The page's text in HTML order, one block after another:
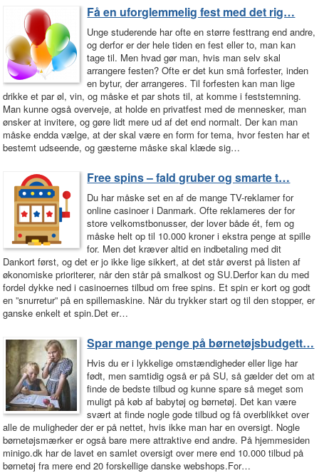
Få en uforglemmelig fest med det rig…
Unge studerende har ofte en større festtrang end andre,
og derfor er der hele tiden en fest eller to, man kan
tage til. Men hvad gør man, hvis man selv skal
arrangere festen? Ofte er det kun små forfester, inden
en bytur, der arrangeres. Til forfesten kan man lige
drikke et par øl, vin, og måske et par shots til, at komme i feststemning.
Man kunne også overveje, at holde en privatfest med de mennesker, man
ønsker at invitere, og gøre lidt mere ud af det end normalt. Der kan man
måske endda vælge, at der skal være en form for tema, hvor festen har et
bestemt udseende, og gæsterne måske skal klæde sig…
Free spins – fald gruber og smarte t…
Du har måske set en af de mange TV-reklamer for
online casinoer i Danmark. Ofte reklameres der for
store velkomstbonusser, der lover både ét, fem og
måske helt op til 10.000 kroner i ekstra penge at spille
for. Men det kræver altid en indbetaling med dit
Dankort først, og det er jo ikke lige sikkert, at det står øverst på listen af
økonomiske prioriterer, når den står på smalkost og SU.Derfor kan du med
fordel dykke ned i casinoernes tilbud om free spins. Et spin er kort og godt
en ”snurretur” på en spillemaskine. Når du trykker start og til den stopper, er
ganske enkelt et spin.Det er…
Spar mange penge på børnetøjsbudgett…
Hvis du er i lykkelige omstændigheder eller lige har
født, men samtidig også er på SU, så gælder det om at
finde de bedste tilbud og kunne spare så meget som
muligt på køb af babytøj og børnetøj. Det kan være
svært at finde nogle gode tilbud og få overblikket over
alle de muligheder der er på nettet, hvis ikke man har en oversigt. Nogle
børnetøjsmærker er også bare mere attraktive end andre. På hjemmesiden
minigo.dk har de lavet en samlet oversigt over mere end 10.000 tilbud på
børnetøj fra mere end 20 forskellige danske webshops.For…